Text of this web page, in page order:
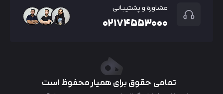
مشاوره و پشتیبانی
۰۲۱۷۴۵۵۳۰۰۰
تمامی حقوق برای همیار محفوظ است